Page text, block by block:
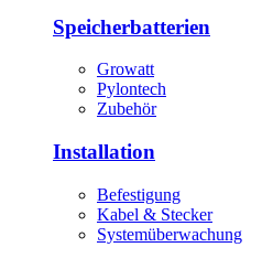
Speicherbatterien
Growatt
Pylontech
Zubehör
Installation
Befestigung
Kabel & Stecker
Systemüberwachung